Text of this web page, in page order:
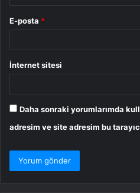
E-posta *
İnternet sitesi
Daha sonraki yorumlarımda
adresim ve site adresim bu